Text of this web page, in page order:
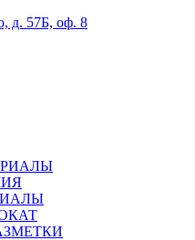
д. 57Б, оф. 8